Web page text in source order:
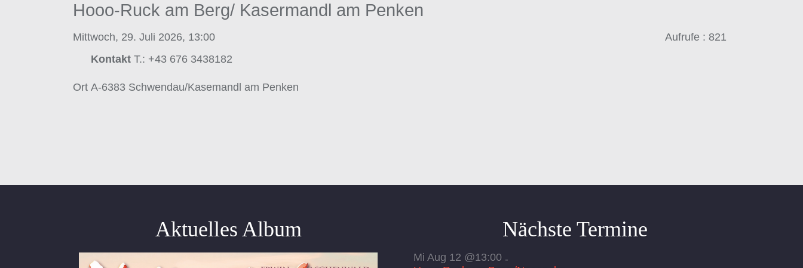
Hooo-Ruck am Berg/ Kasermandl am Penken
Mittwoch, 29. Juli 2026, 13:00 Aufrufe : 821
Kontakt T.: +43 676 3438182
Ort A-6383 Schwendau/Kasemandl am Penken
Aktuelles Album Nächste Termine
Mi Aug 12 @13:00 -